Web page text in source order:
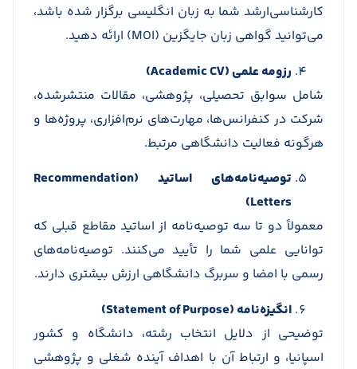
کارشناسی‌ارشد شما به زبان انگلیسی برگزار شده باشد،
می‌توانید گواهی زبان جایگزین (MOI) ارائه دهید.
رزومه علمی (Academic CV)
شامل سوابق تحصیلی، پژوهشی، مقالات منتشرشده،
شرکت در کنفرانس‌ها، مهارت‌های نرم‌افزاری، پروژه‌ها و
هرگونه فعالیت دانشگاهی مرتبط.
توصیه‌نامه‌های اساتید (Recommendation
Letters)
معمولاً دو تا سه توصیه‌نامه از اساتید مقاطع قبلی که
توانایی علمی شما را تأیید می‌کنند. توصیه‌نامه‌های
رسمی با امضا و سربرگ دانشگاهی ارزش بیشتری دارند.
انگیزه‌نامه (Statement of Purpose)
توضیحی از دلایل انتخاب رشته، دانشگاه و کشور
اسپانیا، و ارتباط آن با اهداف آینده شغلی و پژوهشی